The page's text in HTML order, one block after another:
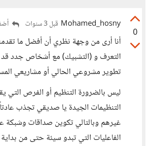
0
Mohamed_hosny قبل 3 سنوات
أنا أرى من وجهة نظري أن أفضل ما
التعرف و (التشبيك) مع أشخاص جدد
تطوير مشروعي الحالي أو مشاريعي
ليس بالضرورة التنظيم أو الفرص التي
التنظيمات الجيدة يا صديقي تجذب
غيرهم وبالتالي تكوين صداقات
الفاعليات التي تبدو سيئة حتى من